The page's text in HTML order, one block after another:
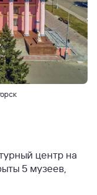
центр на
5 музеев,